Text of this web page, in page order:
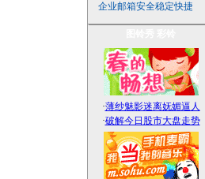
企业邮箱安全稳定快捷
·薄纱魅影迷离妩媚逼人
·破解今日股市大盘走势